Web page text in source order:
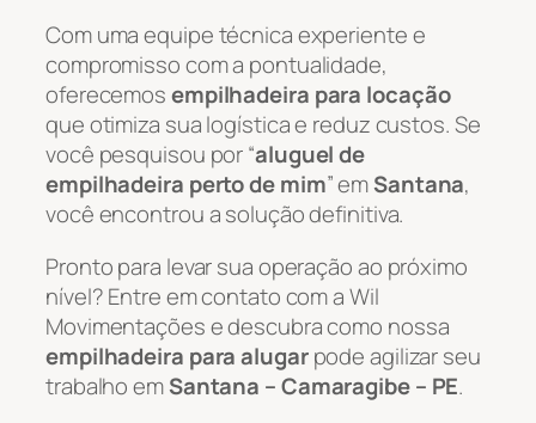
Com uma equipe técnica experiente e
compromisso com a pontualidade,
oferecemosempilhadeira para locação
que otimiza sua logística e reduz custos. Se
você pesquisou por “aluguel de
empilhadeira perto de mim” emSantana,
você encontrou a solução definitiva.
Pronto para levar sua operação ao próximo
nível? Entre em contato com a Wil
Movimentações e descubra como nossa
empilhadeira para alugarpode agilizar seu
trabalho emSantana – Camaragibe – PE.